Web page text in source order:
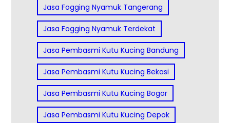
Jasa Fogging Nyamuk Tangerang
Jasa Fogging Nyamuk Terdekat
Jasa Pembasmi Kutu Kucing Bandung
Jasa Pembasmi Kutu Kucing Bekasi
Jasa Pembasmi Kutu Kucing Bogor
Jasa Pembasmi Kutu Kucing Depok